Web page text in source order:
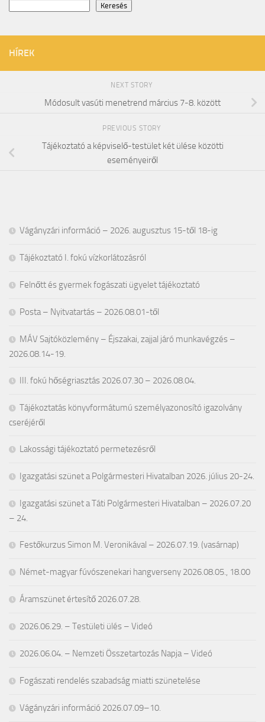
Keresés
HÍREK
NEXT STORY
Módosult vasúti menetrend március 7-8. között
PREVIOUS STORY
Tájékoztató a képviselő-testület két ülése közötti
eseményeiről
Vágányzári információ – 2026. augusztus 15-től 18-ig
Tájékoztató I. fokú vízkorlátozásról
Felnőtt és gyermek fogászati ügyelet tájékoztató
Posta – Nyitvatartás – 2026.08.01-től
MÁV Sajtóközlemény – Éjszakai, zajjal járó munkavégzés –
2026.08.14-19.
III. fokú hőségriasztás 2026.07.30 – 2026.08.04.
Tájékoztatás könyvformátumú személyazonosító igazolvány
cseréjéről
Lakossági tájékoztató permetezésről
Igazgatási szünet a Polgármesteri Hivatalban 2026. július 20-24.
Igazgatási szünet a Táti Polgármesteri Hivatalban – 2026.07.20
– 24.
Festőkurzus Simon M. Veronikával – 2026.07.19. (vasárnap)
Német-magyar fúvószenekari hangverseny 2026.08.05., 18.00
Áramszünet értesítő 2026.07.28.
2026.06.29. – Testületi ülés – Videó
2026.06.04. – Nemzeti Összetartozás Napja – Videó
Fogászati rendelés szabadság miatti szünetelése
Vágányzári információ 2026.07.09–10.